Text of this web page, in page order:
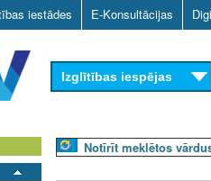
Skip
to
main
content
iestādes E-Konsultācijas
Izglītības iespējas
Notīrīt meklētos